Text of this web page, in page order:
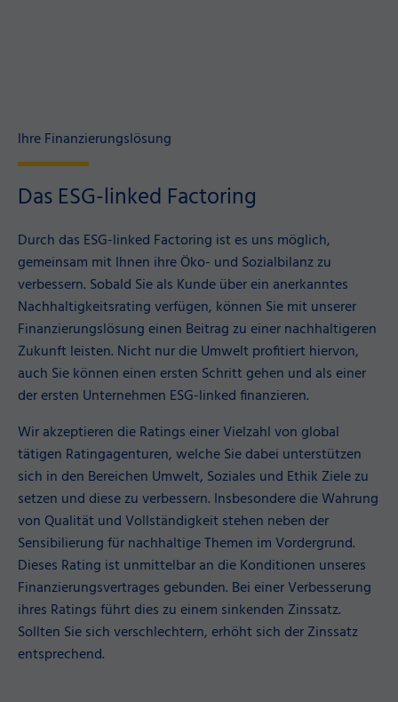
Ihre Finanzierungslösung
Das ESG-linked Factoring
Durch das ESG-linked Factoring ist es uns möglich,
gemeinsam mit Ihnen ihre Öko- und Sozialbilanz zu
verbessern. Sobald Sie als Kunde über ein anerkanntes
Nachhaltigkeitsrating verfügen, können Sie mit unserer
Finanzierungslösung einen Beitrag zu einer nachhaltigeren
Zukunft leisten. Nicht nur die Umwelt profitiert hiervon,
auch Sie können einen ersten Schritt gehen und als einer
der ersten Unternehmen ESG-linked finanzieren.
Wir akzeptieren die Ratings einer Vielzahl von global
tätigen Ratingagenturen, welche Sie dabei unterstützen
sich in den Bereichen Umwelt, Soziales und Ethik Ziele zu
setzen und diese zu verbessern. Insbesondere die Wahrung
von Qualität und Vollständigkeit stehen neben der
Sensibilierung für nachhaltige Themen im Vordergrund.
Dieses Rating ist unmittelbar an die Konditionen unseres
Finanzierungsvertrages gebunden. Bei einer Verbesserung
ihres Ratings führt dies zu einem sinkenden Zinssatz.
Sollten Sie sich verschlechtern, erhöht sich der Zinssatz
entsprechend.